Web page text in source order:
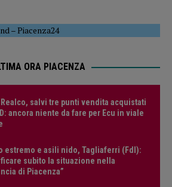
–Piacenza24
ORA PIACENZA
salvi tre punti vendita acquistati
ancora niente da fare per Ecu in viale
estremo e asili nido, Tagliaferri (FdI):
subito la situazione nella
di Piacenza”